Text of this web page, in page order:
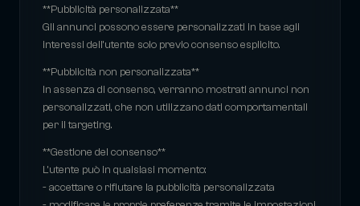
**Pubblicità personalizzata**
Gli annunci possono essere personalizzati in base agli
interessi dell’utente solo previo consenso esplicito.
**Pubblicità non personalizzata**
In assenza di consenso, verranno mostrati annunci non
personalizzati, che non utilizzano dati comportamentali
per il targeting.
**Gestione del consenso**
L’utente può in qualsiasi momento:
- accettare o rifiutare la pubblicità personalizzata